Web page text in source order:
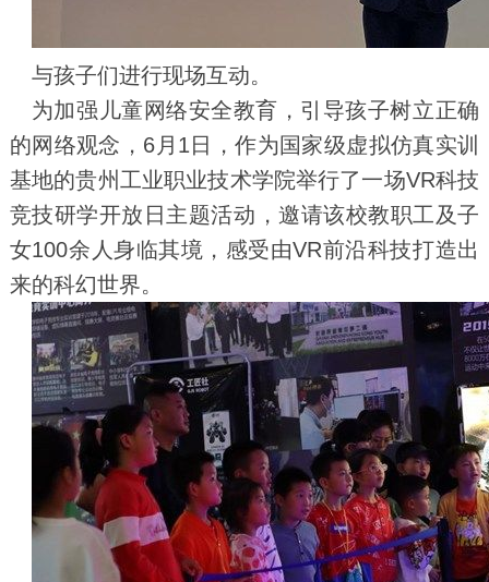
与孩子们进行现场互动。
为加强儿童网络安全教育，引导孩子树立正确
的网络观念，6月1日，作为国家级虚拟仿真实训
基地的贵州工业职业技术学院举行了一场VR科技
竞技研学开放日主题活动，邀请该校教职工及子
女100余人身临其境，感受由VR前沿科技打造出
来的科幻世界。